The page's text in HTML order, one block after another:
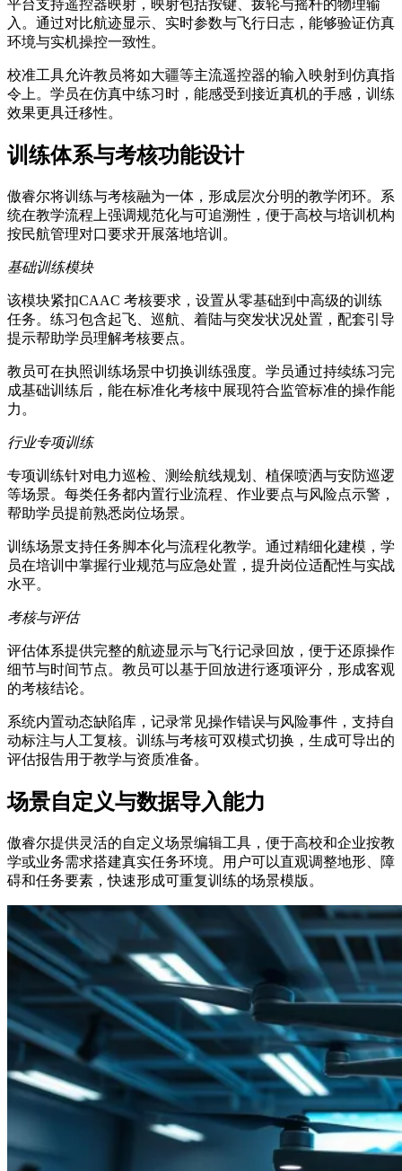
平台支持遥控器映射，映射包括按键、拨轮与摇杆的物理输
入。通过对比航迹显示、实时参数与飞行日志，能够验证仿真
环境与实机操控一致性。
校准工具允许教员将如大疆等主流遥控器的输入映射到仿真指
令上。学员在仿真中练习时，能感受到接近真机的手感，训练
效果更具迁移性。
训练体系与考核功能设计
傲睿尔将训练与考核融为一体，形成层次分明的教学闭环。系
统在教学流程上强调规范化与可追溯性，便于高校与培训机构
按民航管理对口要求开展落地培训。
基础训练模块
该模块紧扣CAAC 考核要求，设置从零基础到中高级的训练
任务。练习包含起飞、巡航、着陆与突发状况处置，配套引导
提示帮助学员理解考核要点。
教员可在执照训练场景中切换训练强度。学员通过持续练习完
成基础训练后，能在标准化考核中展现符合监管标准的操作能
力。
行业专项训练
专项训练针对电力巡检、测绘航线规划、植保喷洒与安防巡逻
等场景。每类任务都内置行业流程、作业要点与风险点示警，
帮助学员提前熟悉岗位场景。
训练场景支持任务脚本化与流程化教学。通过精细化建模，学
员在培训中掌握行业规范与应急处置，提升岗位适配性与实战
水平。
考核与评估
评估体系提供完整的航迹显示与飞行记录回放，便于还原操作
细节与时间节点。教员可以基于回放进行逐项评分，形成客观
的考核结论。
系统内置动态缺陷库，记录常见操作错误与风险事件，支持自
动标注与人工复核。训练与考核可双模式切换，生成可导出的
评估报告用于教学与资质准备。
场景自定义与数据导入能力
傲睿尔提供灵活的自定义场景编辑工具，便于高校和企业按教
学或业务需求搭建真实任务环境。用户可以直观调整地形、障
碍和任务要素，快速形成可重复训练的场景模版。